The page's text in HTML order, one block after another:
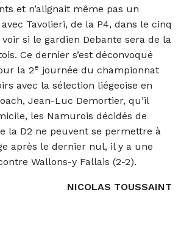
et n’alignait même pas un
Tavolieri, de la P4, dans le cinq
si le gardien Debante sera de la
Ce dernier s’est déconvoqué
la 2e journée du championnat
avec la sélection liégeoise en
Jean-Luc Demortier, qu’il
les Namurois décidés de
la D2 ne peuvent se permettre à
après le dernier nul, il y a une
Wallons-y Fallais (2-2).
NICOLAS TOUSSAINT